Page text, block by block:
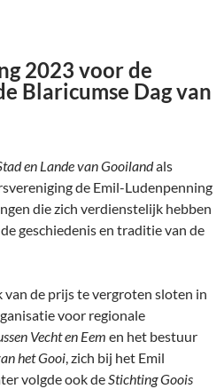
2023 voor de
Blaricumse Dag van
en Lande van Gooilandals
de Emil-Ludenpenning
die zich verdienstelijk hebben
geschiedenis en traditie van de
de prijs te vergroten sloten in
voor regionale
Vecht en Eem en het bestuur
het Gooi, zich bij het Emil
volgde ook deStichting Goois